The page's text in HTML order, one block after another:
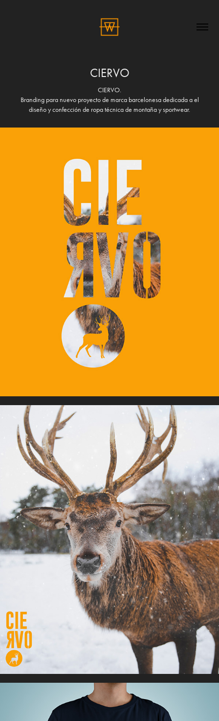
CIERVO
CIERVO.
Branding para nuevo proyecto de marca barcelonesa dedicada a el
diseño y confección de ropa técnica de montaña y sportwear.